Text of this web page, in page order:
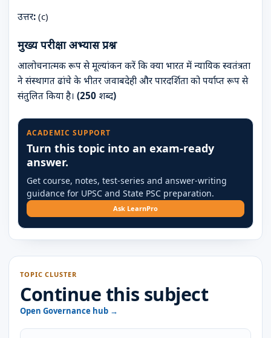
उत्तर: (c)
मुख्य परीक्षा अभ्यास प्रश्न
आलोचनात्मक रूप से मूल्यांकन करें कि क्या भारत में न्यायिक स्वतंत्रता
ने संस्थागत ढांचे के भीतर जवाबदेही और पारदर्शिता को पर्याप्त रूप से
संतुलित किया है। (250 शब्द)
ACADEMIC SUPPORT
Turn this topic into an exam-ready
answer.
Get course, notes, test-series and answer-writing
guidance for UPSC and State PSC preparation.
Ask LearnPro
TOPIC CLUSTER
Continue this subject
Open Governance hub →